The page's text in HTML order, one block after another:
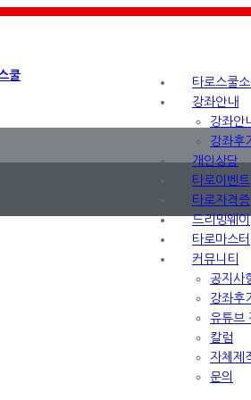
타로스쿨소
강좌안내
강좌안
강좌후기
개인상담
타로이벤트
타로자격증
드리밍웨이
타로마스터
커뮤니티
공지사
강좌후기
유튜브
칼럼
자체제
문의